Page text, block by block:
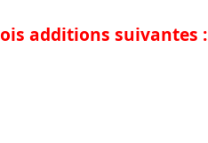
additions suivantes :